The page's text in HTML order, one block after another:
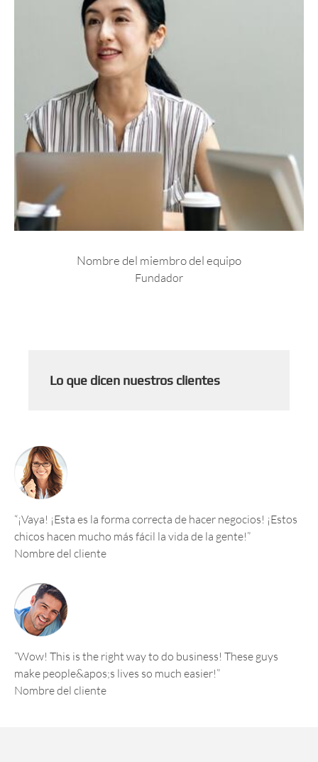
Nombre del miembro del equipo
Fundador
Lo que dicen nuestros clientes
“¡Vaya! ¡Esta es la forma correcta de hacer negocios! ¡Estos
chicos hacen mucho más fácil la vida de la gente!”
Nombre del cliente
“Wow! This is the right way to do business! These guys
make people&apos;s lives so much easier!”
Nombre del cliente